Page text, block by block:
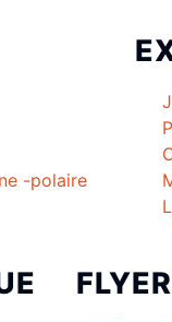
-polaire
FLYER